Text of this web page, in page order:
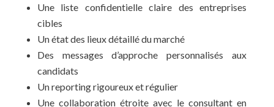
Une liste confidentielle claire des entreprises
cibles
Un état des lieux détaillé du marché
Des messages d’approche personnalisés aux
candidats
Un reporting rigoureux et régulier
Une collaboration étroite avec le consultant en